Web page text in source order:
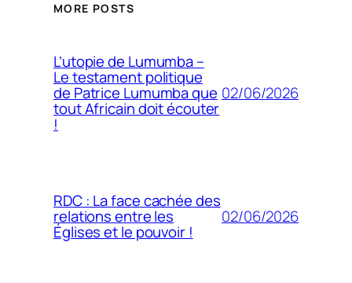
MORE POSTS
L’utopie de Lumumba –
Le testament politique
de Patrice Lumumba que
tout Africain doit écouter
!
02/06/2026
RDC : La face cachée des
relations entre les
Églises et le pouvoir !
02/06/2026